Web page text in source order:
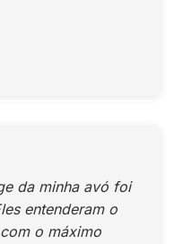
da minha avó foi
entenderam o
o máximo